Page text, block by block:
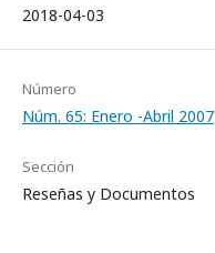
2018-04-03
Número
Núm. 65: Enero -Abril 2007
Sección
Reseñas y Documentos